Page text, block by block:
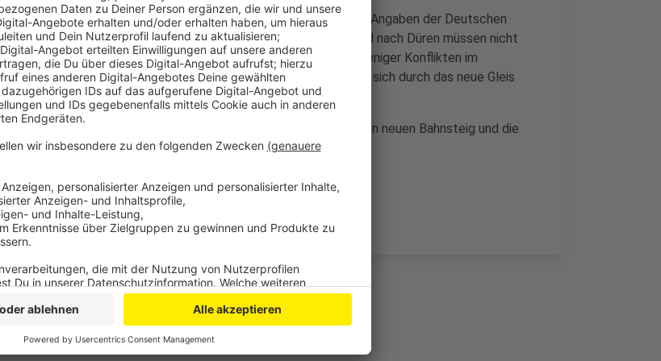
Die Züge fahren jetzt auf Gleis 46 - direkt neben Gleis 1 ab. Nach Angaben der Deutschen
Bahn bringt das deutliche Verbesserungen. Denn die Züge von und nach Düren müssen nicht
mehr die Gleise der Eifelstrecke queren. Dadurch kommt es zu weniger Konflikten im
Euskirchener Knoten. An den Abfahrtzeiten der Bördebahn ändert sich durch das neue Gleis
erst einmal nichts.
Bahn und Nahverkehr Rheinland haben rund 3,8 Millionen Euro in den neuen Bahnsteig und die
nötige Signaltechnik investiert.
Anzeige